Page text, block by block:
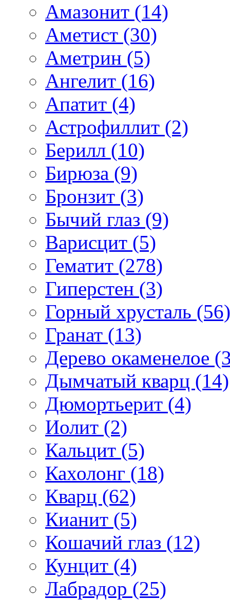
Амазонит (14)
Аметист (30)
Аметрин (5)
Ангелит (16)
Апатит (4)
Астрофиллит (2)
Берилл (10)
Бирюза (9)
Бронзит (3)
Бычий глаз (9)
Варисцит (5)
Гематит (278)
Гиперстен (3)
Горный хрусталь (56)
Гранат (13)
Дерево окаменелое
Дымчатый кварц (14)
Дюмортьерит (4)
Иолит (2)
Кальцит (5)
Кахолонг (18)
Кварц (62)
Кианит (5)
Кошачий глаз (12)
Кунцит (4)
Лабрадор (25)